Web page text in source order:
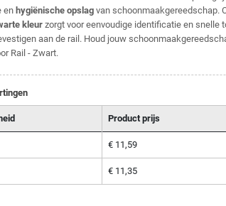
en hygiënische opslagvan schoonmaakgereedschap.
kleurzorgt voor eenvoudige identificatie en snelle
aan de rail. Houd jouw
Rail - Zwart.
Product prijs
€ 11,59
€ 11,35